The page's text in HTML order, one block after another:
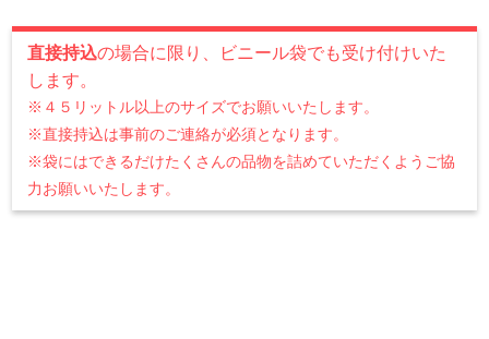
直接持込の場合に限り、ビニール袋でも受け付けいた
します。
※４５リットル以上のサイズでお願いいたします。
※直接持込は事前のご連絡が必須となります。
※袋にはできるだけたくさんの品物を詰めていただくようご協
力お願いいたします。